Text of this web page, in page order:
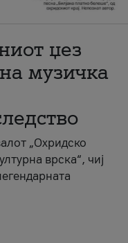
џез
музичка
„Охридско
врска“, чиј